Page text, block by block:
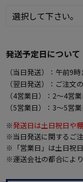
発送予定日について
（当日発送）：午前9
（翌日発送）：ご注文
（4営業日）：2～4営
（5営業日）：3～5営
※発送日は土日祝日や
※当日発送に関するご
※「営業日」は土日祝
※運送会社の都合によ